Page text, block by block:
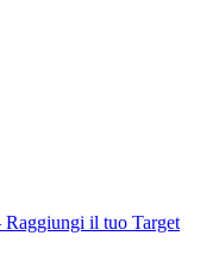
Raggiungi il tuo Target